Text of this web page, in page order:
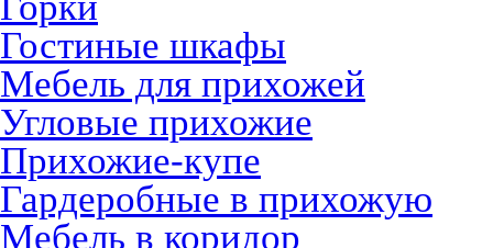
Гостиные шкафы
Мебель для прихожей
Угловые прихожие
Прихожие-купе
Гардеробные в прихожую
Мебель в коридор